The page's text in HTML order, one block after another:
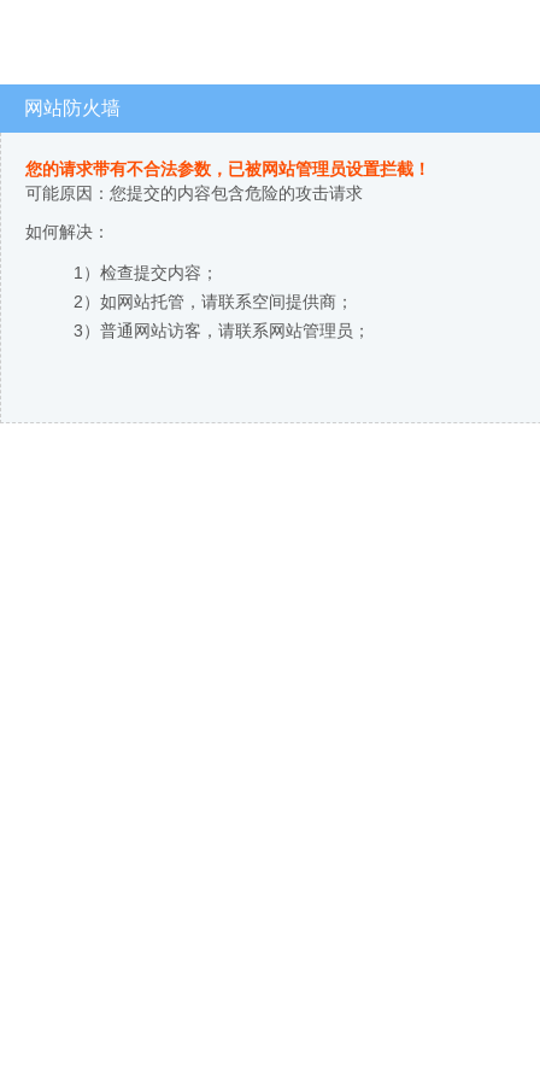
网站防火墙
您的请求带有不合法参数，已被网站管理员设置拦截！
可能原因：您提交的内容包含危险的攻击请求
如何解决：
1）检查提交内容；
2）如网站托管，请联系空间提供商；
3）普通网站访客，请联系网站管理员；